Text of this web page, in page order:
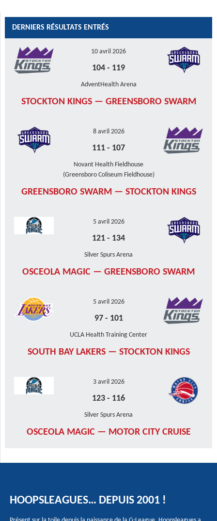
DERNIERS RÉSULTATS ENTRÉS
10 avril 2026
104 - 119
AdventHealth Arena
STOCKTON KINGS — GREENSBORO SWARM
8 avril 2026
111 - 107
Novant Health Fieldhouse
(Greensboro Coliseum Fieldhouse)
GREENSBORO SWARM — STOCKTON KINGS
5 avril 2026
121 - 134
Silver Spurs Arena
OSCEOLA MAGIC — GREENSBORO SWARM
5 avril 2026
97- 101
UCLA Health Training Center
SOUTH BAY LAKERS — STOCKTON KINGS
3 avril 2026
123 - 116
Silver Spurs Arena
OSCEOLA MAGIC — MOTOR CITY CRUISE
HOOPSLEAGUES… DEPUIS 2001 !